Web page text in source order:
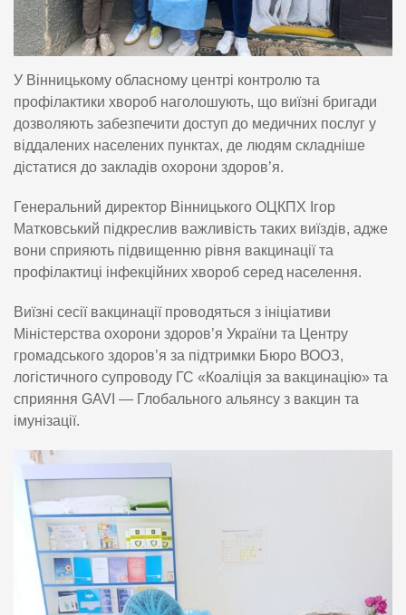
У Вінницькому обласному центрі контролю та
профілактики хвороб наголошують, що виїзні бригади
дозволяють забезпечити доступ до медичних послуг у
віддалених населених пунктах, де людям складніше
дістатися до закладів охорони здоров’я.
Генеральний директор Вінницького ОЦКПХ Ігор
Матковський підкреслив важливість таких виїздів, адже
вони сприяють підвищенню рівня вакцинації та
профілактиці інфекційних хвороб серед населення.
Виїзні сесії вакцинації проводяться з ініціативи
Міністерства охорони здоров’я України та Центру
громадського здоров’я за підтримки Бюро ВООЗ,
логістичного супроводу ГС «Коаліція за вакцинацію» та
сприяння GAVI — Глобального альянсу з вакцин та
імунізації.